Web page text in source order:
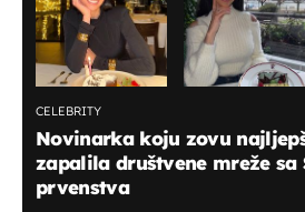
CELEBRITY
Novinarka koju zovu
zapalila društvene mreže sa
prvenstva